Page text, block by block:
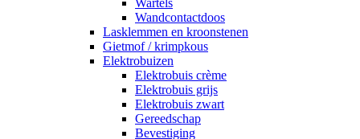
Wartels
Wandcontactdoos
Lasklemmen en kroonstenen
Gietmof / krimpkous
Elektrobuizen
Elektrobuis crème
Elektrobuis grijs
Elektrobuis zwart
Gereedschap
Bevestiging